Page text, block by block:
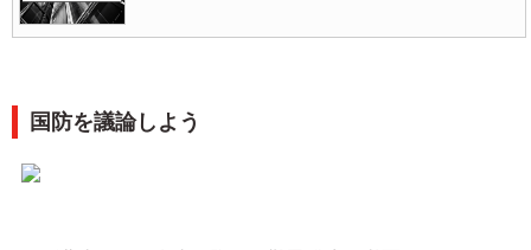
国防を議論しよう